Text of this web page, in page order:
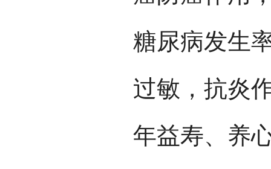
糖尿病发生
过敏，抗炎
年益寿、养